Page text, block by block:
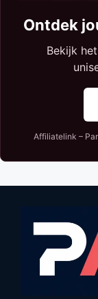
Ontdek
Bekijk
Affiliatelink –